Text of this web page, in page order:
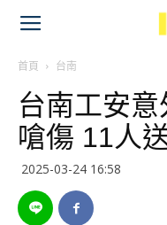
首頁 台南
台南工安
嗆傷 11人
2025-03-24 16:58